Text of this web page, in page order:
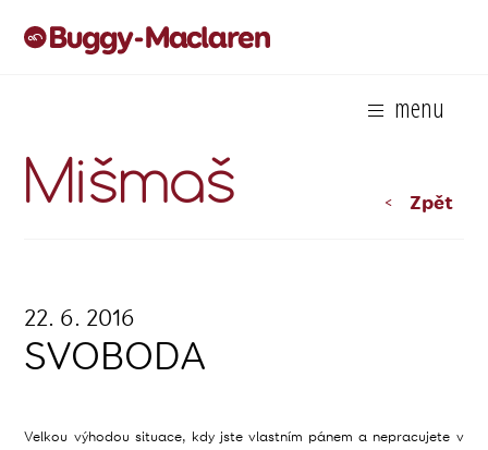
menu
Mišmaš < Zpět
22. 6. 2016
SVOBODA
Velkou výhodou situace, kdy jste vlastním pánem a nepracujete v